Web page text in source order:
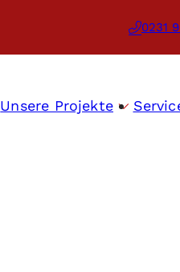
0231
Unsere Projekte